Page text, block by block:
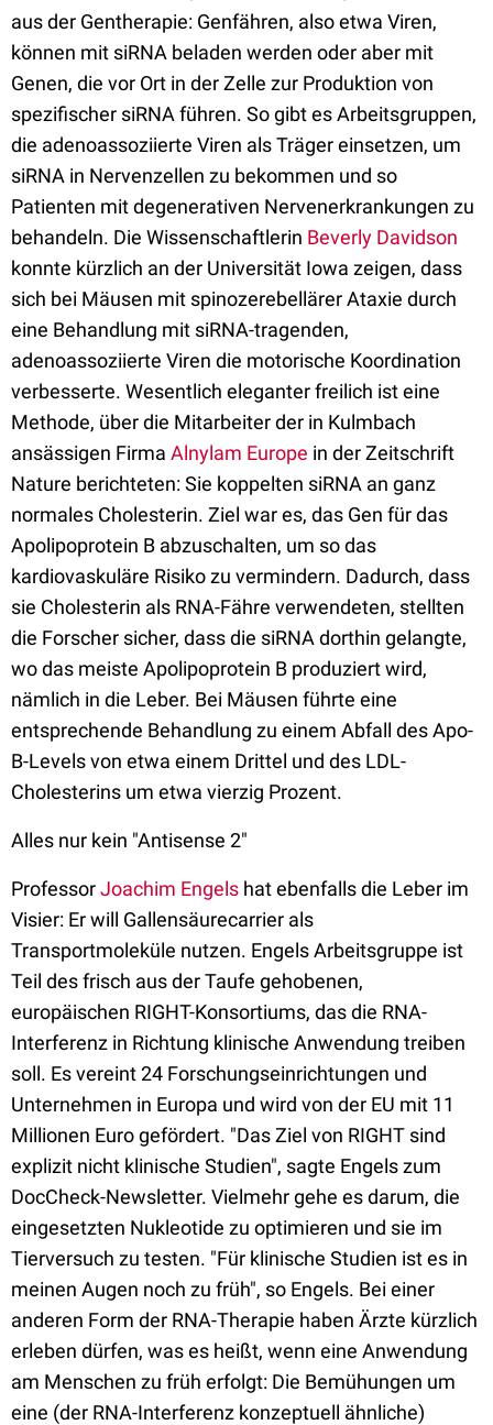
aus der Gentherapie: Genfähren, also etwa Viren,
können mit siRNA beladen werden oder aber mit
Genen, die vor Ort in der Zelle zur Produktion von
spezifischer siRNA führen. So gibt es Arbeitsgruppen,
die adenoassoziierte Viren als Träger einsetzen, um
siRNA in Nervenzellen zu bekommen und so
Patienten mit degenerativen Nervenerkrankungen zu
behandeln. Die Wissenschaftlerin Beverly Davidson
konnte kürzlich an der Universität Iowa zeigen, dass
sich bei Mäusen mit spinozerebellärer Ataxie durch
eine Behandlung mit siRNA-tragenden,
adenoassoziierte Viren die motorische Koordination
verbesserte. Wesentlich eleganter freilich ist eine
Methode, über die Mitarbeiter der in Kulmbach
ansässigen Firma Alnylam Europe in der Zeitschrift
Nature berichteten: Sie koppelten siRNA an ganz
normales Cholesterin. Ziel war es, das Gen für das
Apolipoprotein B abzuschalten, um so das
kardiovaskuläre Risiko zu vermindern. Dadurch, dass
sie Cholesterin als RNA-Fähre verwendeten, stellten
die Forscher sicher, dass die siRNA dorthin gelangte,
wo das meiste Apolipoprotein B produziert wird,
nämlich in die Leber. Bei Mäusen führte eine
entsprechende Behandlung zu einem Abfall des Apo-
B-Levels von etwa einem Drittel und des LDL-
Cholesterins um etwa vierzig Prozent.
Alles nur kein "Antisense 2"
ProfessorJoachim Engels hat ebenfalls die Leber im
Visier: Er will Gallensäurecarrier als
Transportmoleküle nutzen. Engels Arbeitsgruppe ist
Teil des frisch aus der Taufe gehobenen,
europäischen RIGHT-Konsortiums, das die RNA-
Interferenz in Richtung klinische Anwendung treiben
soll. Es vereint 24 Forschungseinrichtungen und
Unternehmen in Europa und wird von der EU mit 11
Millionen Euro gefördert. "Das Ziel von RIGHT sind
explizit nicht klinische Studien", sagte Engels zum
DocCheck-Newsletter. Vielmehr gehe es darum, die
eingesetzten Nukleotide zu optimieren und sie im
Tierversuch zu testen. "Für klinische Studien ist es in
meinen Augen noch zu früh", so Engels. Bei einer
anderen Form der RNA-Therapie haben Ärzte kürzlich
erleben dürfen, was es heißt, wenn eine Anwendung
am Menschen zu früh erfolgt: Die Bemühungen um
eine (der RNA-Interferenz konzeptuell ähnliche)